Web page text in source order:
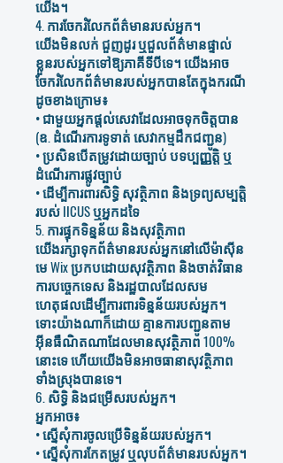
យើង។
4. ការចែករំលែកព័ត៌មានរបស់អ្នក។
យើងមិនលក់ ជួញដូរ ឬជួលព័ត៌មានផ្ទាល់
ខ្លួនរបស់អ្នកទៅឱ្យភាគីទីបីទេ។ យើងអាច
ចែករំលែកព័ត៌មានរបស់អ្នកបានតែក្នុងករណី
ដូចខាងក្រោម៖
• ជាមួយអ្នកផ្តល់សេវាដែលអាចទុកចិត្តបាន
(ឧ. ដំណើរការទូទាត់ សេវាកម្មដឹកជញ្ជូន)
• ប្រសិនបើតម្រូវដោយច្បាប់ បទប្បញ្ញត្តិ ឬ
ដំណើរការផ្លូវច្បាប់
• ដើម្បីការពារសិទ្ធិ សុវត្ថិភាព និងទ្រព្យសម្បត្តិ
របស់ IICUS ឬអ្នកដទៃ
5. ការផ្ទុកទិន្នន័យ និងសុវត្ថិភាព
យើងរក្សាទុកព័ត៌មានរបស់អ្នកនៅលើម៉ាស៊ីន
មេ Wix ប្រកបដោយសុវត្ថិភាព និងចាត់វិធាន
ការបច្ចេកទេស និងរដ្ឋបាលដែលសម
ហេតុផលដើម្បីការពារទិន្នន័យរបស់អ្នក។
ទោះយ៉ាងណាក៏ដោយ គ្មានការបញ្ជូនតាម
អ៊ីនធឺណិតណាដែលមានសុវត្ថិភាព 100%
នោះទេ ហើយយើងមិនអាចធានាសុវត្ថិភាព
ទាំងស្រុងបានទេ។
6. សិទ្ធិ និងជម្រើសរបស់អ្នក។
អ្នកអាច៖
• ស្នើសុំការចូលប្រើទិន្នន័យរបស់អ្នក។
• ស្នើសុំការកែតម្រូវ ឬលុបព័ត៌មានរបស់អ្នក។